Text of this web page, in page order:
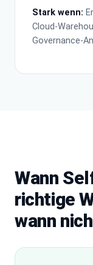
Stark wenn:
Cloud-
Governance-
Wann
richtige
wann